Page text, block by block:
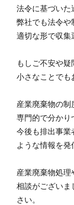
法令に基づいた
弊社でも法令や
適切な形で収集
もしご不安や疑
小さなことでも
産業廃棄物の制
専門的で分かり
今後も排出事業
ような情報を発
産業廃棄物処理
相談がございま
さい。